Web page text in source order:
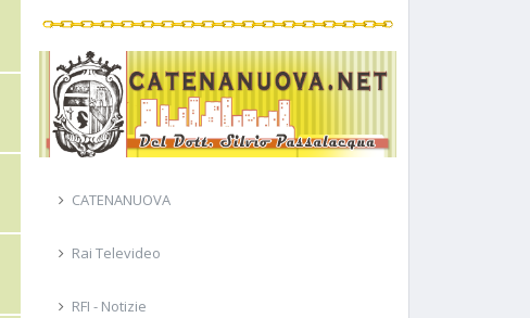
CATENANUOVA
Rai Televideo
RFI - Notizie